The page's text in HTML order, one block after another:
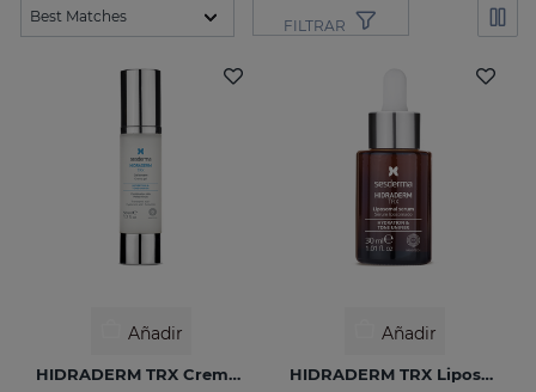
FILTRAR
Añadir
HIDRADERM TRX Crema Gel
Añadir
HIDRADERM TRX Liposomal Serum